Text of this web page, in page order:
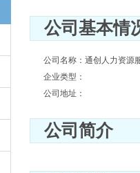
公司基本情
公司名称：通创人力资源
企业类型：
公司地址：
公司简介